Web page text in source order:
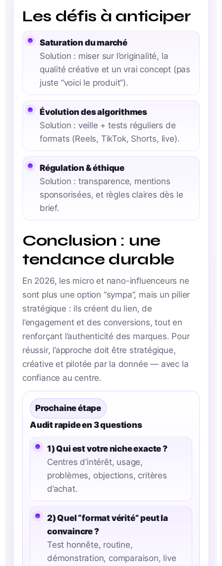
Les défis à anticiper
Saturation du marché
Solution : miser sur l’originalité, la
qualité créative et un vrai concept (pas
juste “voici le produit”).
Évolution des algorithmes
Solution : veille + tests réguliers de
formats (Reels, TikTok, Shorts, live).
Régulation & éthique
Solution : transparence, mentions
sponsorisées, et règles claires dès le
brief.
Conclusion : une
tendance durable
En 2026, les micro et nano-influenceurs ne
sont plus une option “sympa”, mais un pilier
stratégique : ils créent du lien, de
l’engagement et des conversions, tout en
renforçant l’authenticité des marques. Pour
réussir, l’approche doit être stratégique,
créative et pilotée par la donnée — avec la
confiance au centre.
Prochaine étape
Audit rapide en 3 questions
1) Qui est votre niche exacte ?
Centres d’intérêt, usage,
problèmes, objections, critères
d’achat.
2) Quel “format vérité” peut la
convaincre ?
Test honnête, routine,
démonstration, comparaison, live